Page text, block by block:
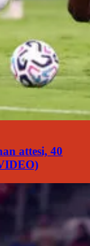
attesi, 40